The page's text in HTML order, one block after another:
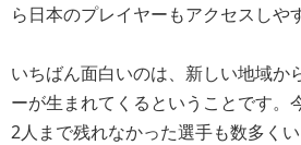
ら日本のプレイヤーもアクセスしや
いちばん面白いのは、新しい地域か
ーが生まれてくるということです。
2人まで残れなかった選手も数多く